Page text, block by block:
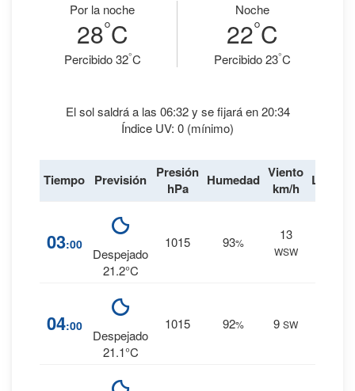
Por la noche
28°C
Percibido 32°C
Noche
22°C
Percibido 23°C
El sol saldrá a las 06:32 y se fijará en 20:34
Índice UV: 0 (mínimo)
Tiempo Previsión Presión
hPa
Humedad Viento
km/h
Lluvia
03:00
Despejado
21.2°C
1015 93%
13
WSW
04:00
Despejado
21.1°C
1015 92% 9 SW